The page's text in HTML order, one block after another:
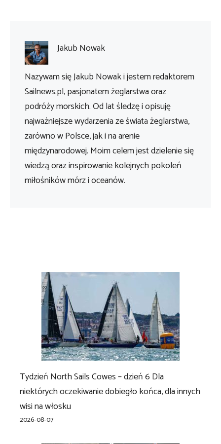
Jakub Nowak
Nazywam się Jakub Nowak i jestem redaktorem
Sailnews.pl, pasjonatem żeglarstwa oraz
podróży morskich. Od lat śledzę i opisuję
najważniejsze wydarzenia ze świata żeglarstwa,
zarówno w Polsce, jak i na arenie
międzynarodowej. Moim celem jest dzielenie się
wiedzą oraz inspirowanie kolejnych pokoleń
miłośników mórz i oceanów.
Tydzień North Sails Cowes – dzień 6 Dla
niektórych oczekiwanie dobiegło końca, dla innych
wisi na włosku
2026-08-07